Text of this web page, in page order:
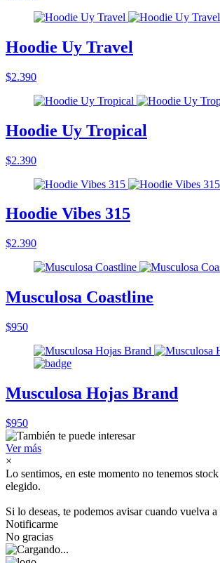
Hoodie Uy Travel
$2.390
Hoodie Uy Tropical
$2.390
Hoodie Vibes 315
$2.390
Musculosa Coastline
$950
Musculosa Hojas Brand
$950
Ver más
×
Lo sentimos, en este momento no tenemos
elegido.
Si lo deseas, te podemos avisar cuando vuelva
Notificarme
No gracias